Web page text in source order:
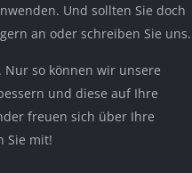
Und sollten Sie doch
an oder schreiben Sie uns.
. Nur so können wir unsere
und diese auf Ihre
freuen sich über Ihre
Sie mit!